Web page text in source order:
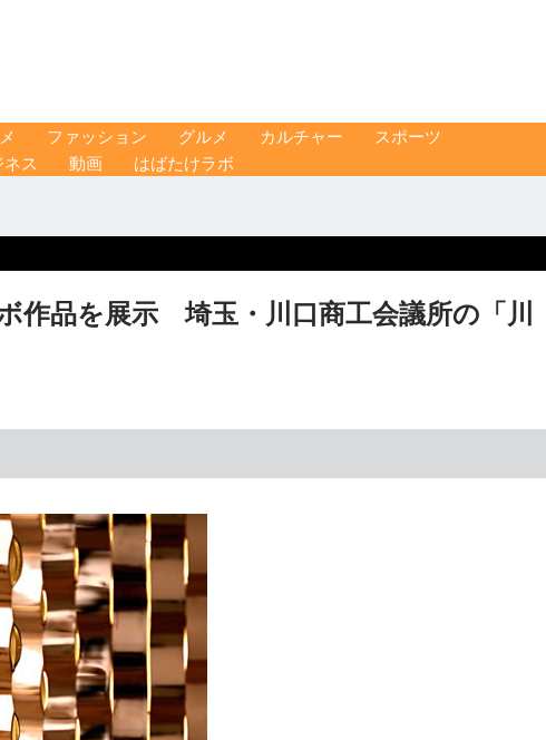
ファッション グルメ カルチャー
スポーツ
ネス 動画 はばたけラボ
作品を展示 埼玉・川口商工会議所の「川